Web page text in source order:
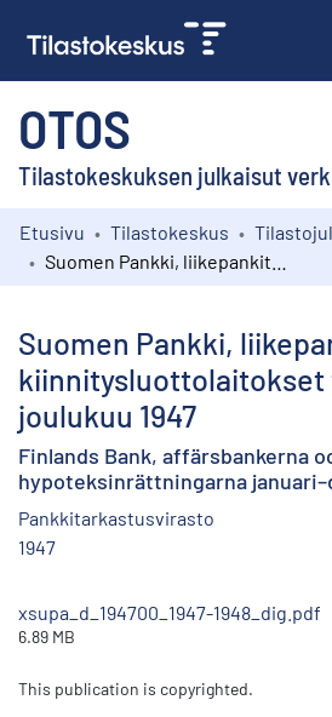
OTOS
Tilastokeskuksen julkaisut
Kokoelmat
Etusivu Tilastokeskus
Suomen Pankki,
kiinnitysluottolaitokset
joulukuu 1947
Finlands Bank, affärsbankerna
hypoteksinrättningarna
Pankkitarkastusvirasto
1947
xsupa_d_194700_1947-1948_dig.pdf
6.89 MB
This publication is copyrighted.